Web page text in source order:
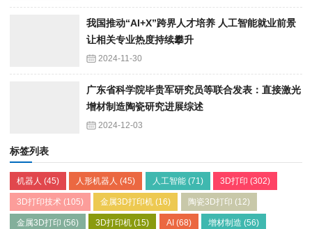
我国推动“AI+X”跨界人才培养 人工智能就业前景
让相关专业热度持续攀升
2024-11-30
广东省科学院毕贵军研究员等联合发表：直接激光
增材制造陶瓷研究进展综述
2024-12-03
标签列表
机器人 (45) 人形机器人 (45) 人工智能(71) 3D打印 (302)
3D打印技术 (105) 金属3D打印机 (16) 陶瓷3D打印 (12)
金属3D打印 (56) 3D打印机 (15) AI (68) 增材制造 (56)